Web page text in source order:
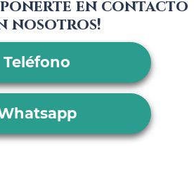
ponerte en contacto
nosotros!
Teléfono